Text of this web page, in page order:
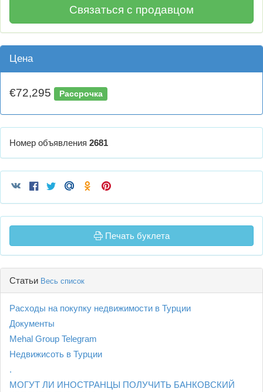
Связаться с продавцом
Цена
€72,295 Рассрочка
Номер объявления 2681
Печать буклета
Статьи Весь список
Расходы на покупку недвижимости в Турции
Документы
Mehal Group Telegram
Недвижисоть в Турции
.
МОГУТ ЛИ ИНОСТРАНЦЫ ПОЛУЧИТЬ БАНКОВСКИЙ